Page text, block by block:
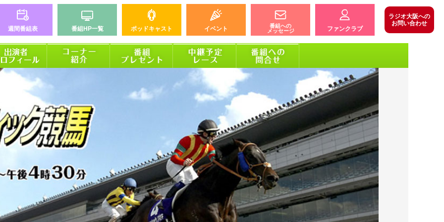
週間番組表 番組HP一覧 ポッドキャスト イベント
番組への
メッセージ
ファンクラブ
ラジオ大阪への
お問い合わせ